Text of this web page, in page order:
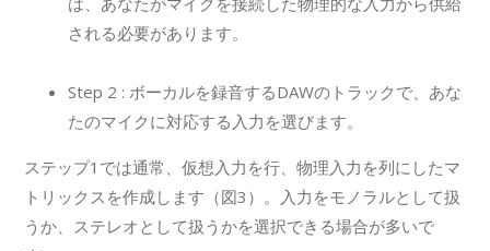
される必要があります。
Step 2 : ボーカルを録音するDAWのトラックで、あな
たのマイクに対応する入力を選びます。
ステップ1では通常、仮想入力を行、物理入力を列にしたマ
トリックスを作成します（図3）。入力をモノラルとして扱
うか、ステレオとして扱うかを選択できる場合が多いで